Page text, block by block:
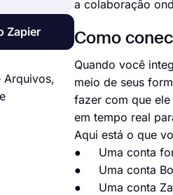
Zapier
Arquivos,
a colaboração
Como
Quando você
meio de seus
fazer com que
em tempo real
Aqui está o que
● Uma conta
● Uma conta
● Uma conta